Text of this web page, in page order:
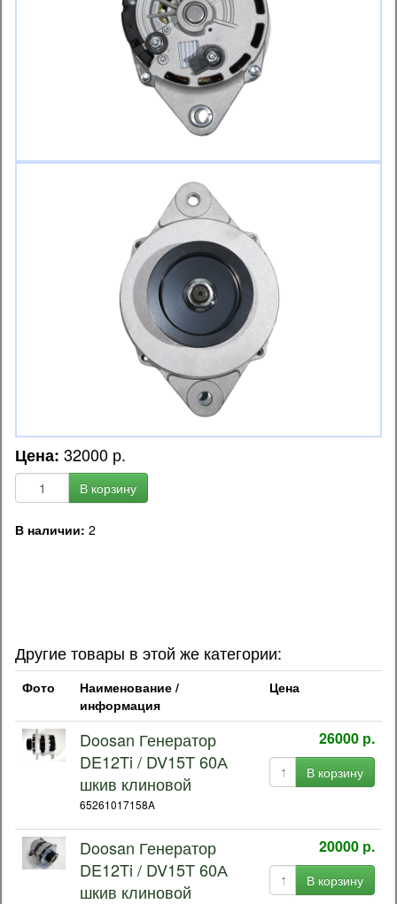
Цена: 32000 р.
В корзину
В наличии: 2
Другие товары в этой же категории:
Фото
Наименование /
информация
Цена
Doosan Генератор
DE12Ti / DV15T 60А
шкив клиновой
65261017158A
26000 р.
В корзину
Doosan Генератор
DE12Ti / DV15T 60А
шкив клиновой
20000 р.
В корзину